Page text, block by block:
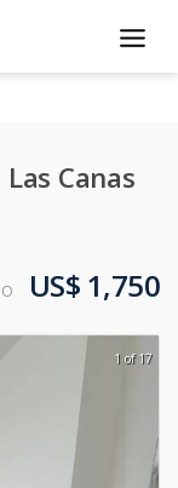
Canas
US$ 1,750
1 of 17